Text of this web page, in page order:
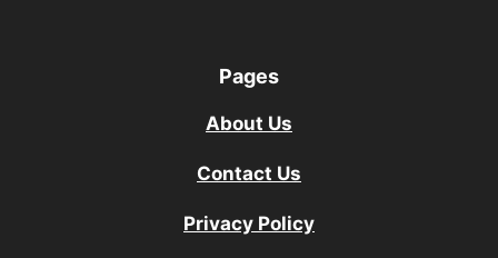
Pages
About Us
Contact Us
Privacy Policy